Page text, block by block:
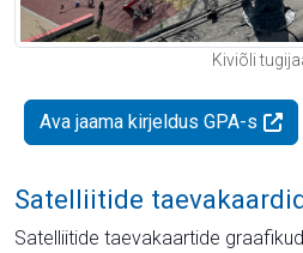
Kiviõli
Ava jaama kirjeldus GPA-s
Satelliitide
Satelliitide taevakaartide